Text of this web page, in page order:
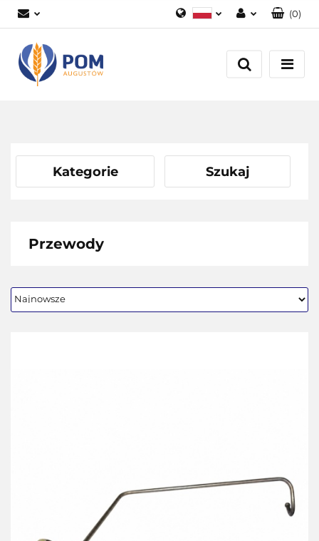
Zaloguj się
Załóż konto
(0)
Kategorie Szukaj
Przewody